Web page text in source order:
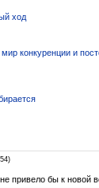
ход
конкуренции и
привело бы к новой